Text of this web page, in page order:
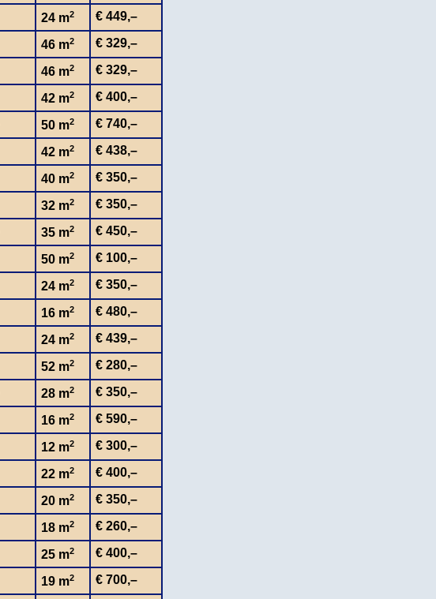
24 m2
€ 449,–
46 m2
€ 329,–
46 m2
€ 329,–
42 m2
€ 400,–
50 m2
€ 740,–
42 m2
€ 438,–
40 m2
€ 350,–
32 m2
€ 350,–
35 m2
€ 450,–
50 m2
€ 100,–
24 m2
€ 350,–
16 m2
€ 480,–
24 m2
€ 439,–
52 m2
€ 280,–
28 m2
€ 350,–
16 m2
€ 590,–
12 m2
€ 300,–
22 m2
€ 400,–
20 m2
€ 350,–
18 m2
€ 260,–
25 m2
€ 400,–
19 m2
€ 700,–